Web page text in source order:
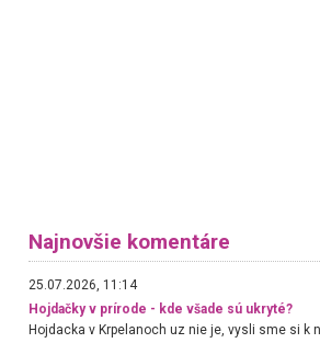
Najnovšie komentáre
25.07.2026, 11:14
Hojdačky v prírode - kde všade sú ukryté?